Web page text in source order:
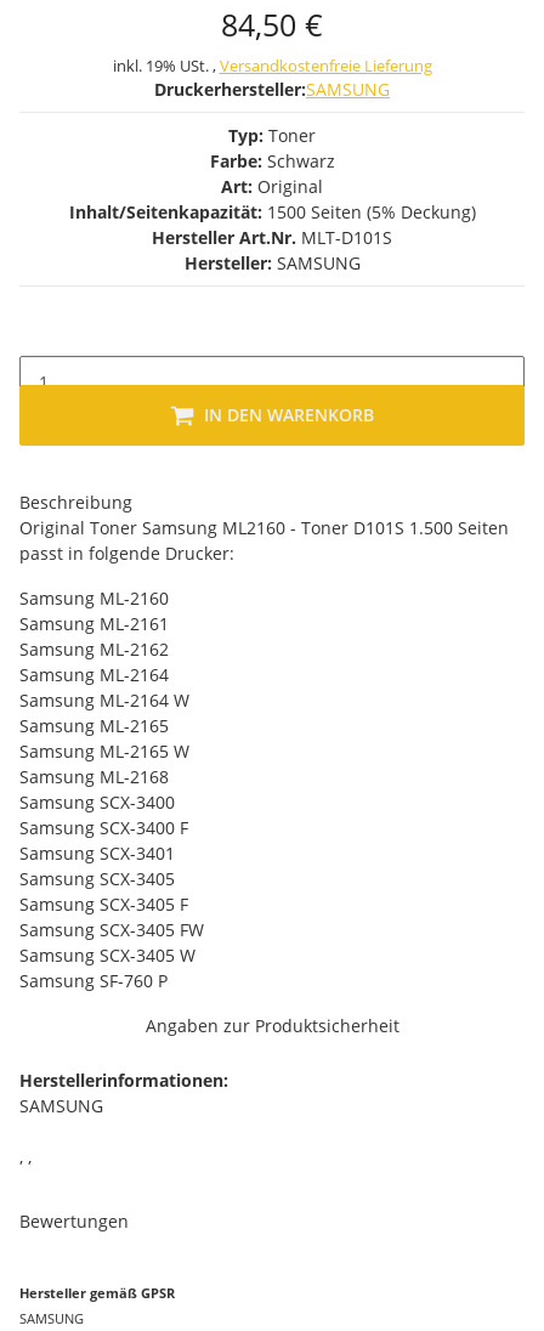
84,50 €
inkl. 19% USt. ,Versandkostenfreie Lieferung
Druckerhersteller:SAMSUNG
Typ: Toner
Farbe: Schwarz
Art: Original
Inhalt/Seitenkapazität: 1500 Seiten (5% Deckung)
Hersteller Art.Nr. MLT-D101S
Hersteller: SAMSUNG
IN DEN WARENKORB
Beschreibung
Original Toner Samsung ML2160 - Toner D101S 1.500 Seiten
passt in folgende Drucker:
Samsung ML-2160
Samsung ML-2161
Samsung ML-2162
Samsung ML-2164
Samsung ML-2164 W
Samsung ML-2165
Samsung ML-2165 W
Samsung ML-2168
Samsung SCX-3400
Samsung SCX-3400 F
Samsung SCX-3401
Samsung SCX-3405
Samsung SCX-3405 F
Samsung SCX-3405 FW
Samsung SCX-3405 W
Samsung SF-760 P
Angaben zur Produktsicherheit
Herstellerinformationen:
SAMSUNG
, ,
Bewertungen
Hersteller gemäß GPSR
SAMSUNG